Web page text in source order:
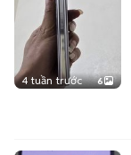
4 tuần trước 6